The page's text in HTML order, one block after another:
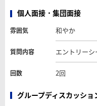
個人面接・集団面接
雰囲気 和やか
質問内容 エントリー
回数 2回
グループディスカッシ